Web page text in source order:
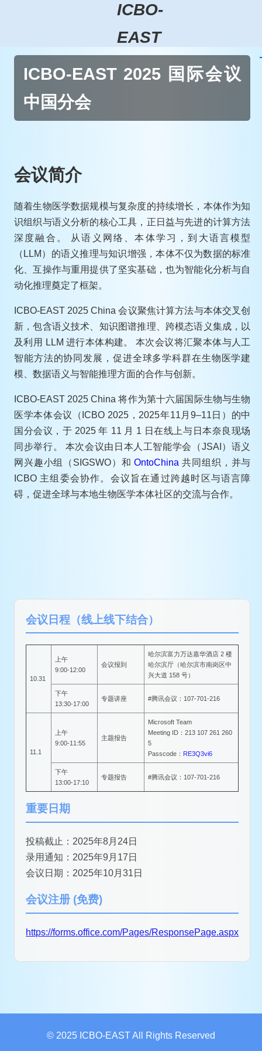
ICBO-
EAST
ICBO-EAST 2025 国际会议
中国分会
会议简介
随着生物医学数据规模与复杂度的持续增长，本体作为知
识组织与语义分析的核心工具，正日益与先进的计算方法
深度融合。 从语义网络、本体学习，到大语言模型
（LLM）的语义推理与知识增强，本体不仅为数据的标准
化、互操作与重用提供了坚实基础，也为智能化分析与自
动化推理奠定了框架。
ICBO-EAST 2025 China 会议聚焦计算方法与本体交叉创
新，包含语义技术、知识图谱推理、跨模态语义集成，以
及利用 LLM 进行本体构建。 本次会议将汇聚本体与人工
智能方法的协同发展，促进全球多学科群在生物医学建
模、数据语义与智能推理方面的合作与创新。
ICBO-EAST 2025 China 将作为第十六届国际生物与生物
医学本体会议（ICBO 2025，2025年11月9–11日）的中
国分会议，于 2025 年 11 月 1 日在线上与日本奈良现场
同步举行。 本次会议由日本人工智能学会（JSAI）语义
网兴趣小组（SIGSWO）和OntoChina 共同组织，并与
ICBO 主组委会协作。会议旨在通过跨越时区与语言障
碍，促进全球与本地生物医学本体社区的交流与合作。
会议日程（线上线下结合）
10.31
上午
9:00-12:00
会议报到
哈尔滨富力万达嘉华酒店 2 楼
哈尔滨厅（哈尔滨市南岗区中
兴大道 158 号）
下午
13:30-17:00
专题讲座 #腾讯会议：107-701-216
11.1
上午
9:00-11:55
主题报告
Microsoft Team
Meeting ID：213 107 261 260
5
Passcode： RE3Q3vi6
下午
13:00-17:10
专题报告 #腾讯会议：107-701-216
重要日期
投稿截止：2025年8月24日
录用通知：2025年9月17日
会议日期：2025年10月31日
会议注册 (免费)
https://forms.office.com/Pages/ResponsePage.aspx
© 2025 ICBO-EAST All Rights Reserved